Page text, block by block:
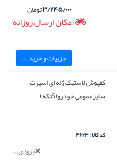
۳/۲۴۵/۰۰۰تومان
امکان ارسال روزانه
جزییات و خرید ...
کفپوش لاستیک ژله ای اسپرت
سایزعمومی خودرو(5تکه)
کد کالا : ۴۶۲۳
بزودی...